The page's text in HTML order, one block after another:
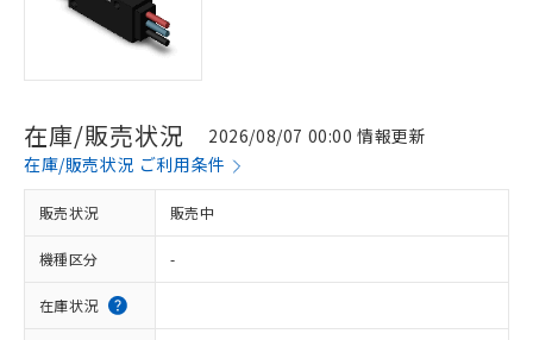
在庫/販売状況
2026/08/07 00:00 情報更新
在庫/販売状況 ご利用条件
販売状況 販売中
機種区分 -
在庫状況